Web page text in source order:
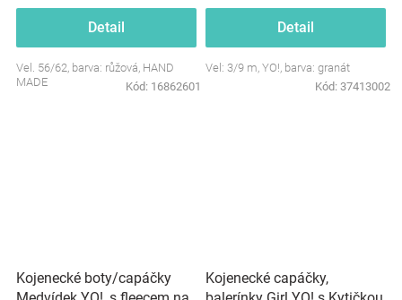
Detail
Vel. 56/62, barva: růžová, HAND
MADE
Kód: 16862601
Detail
Vel: 3/9 m, YO!, barva: granát
Kód: 37413002
Kojenecké boty/capáčky
Kojenecké capáčky,